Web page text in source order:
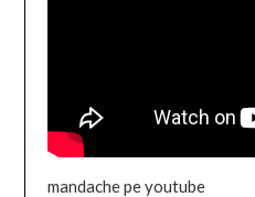
mandache pe youtube